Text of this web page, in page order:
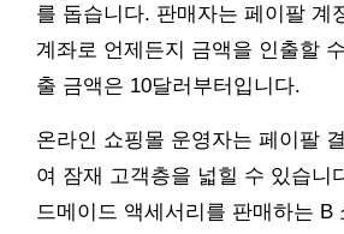
를 돕습니다. 판매자는 페이팔 계
계좌로 언제든지 금액을 인출할
출 금액은 10달러부터입니다.
온라인 쇼핑몰 운영자는 페이팔
여 잠재 고객층을 넓힐 수 있습니
드메이드 액세서리를 판매하는 B